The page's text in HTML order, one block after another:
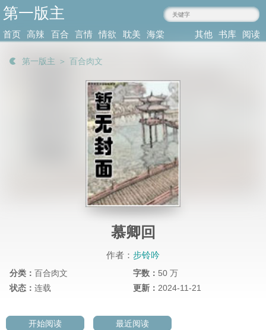
第一版主
mmgru.com
首页
高辣
百合
言情
情欲
耽美
海棠
其他
书库
阅读
第一版主 ＞ 百合肉文
慕卿回
作者： 步铃吟
分类： 百合肉文 字数： 50 万
状态： 连载 更新： 2024-11-21
开始阅读 最近阅读